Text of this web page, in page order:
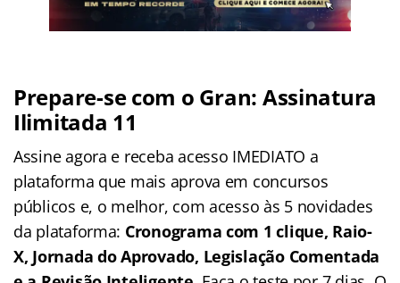
Prepare-se com o Gran: Assinatura
Ilimitada 11
Assine agora e receba acesso IMEDIATO a
plataforma que mais aprova em concursos
públicos e, o melhor, com acesso às 5 novidades
da plataforma: Cronograma com 1 clique, Raio-
X, Jornada do Aprovado, Legislação Comentada